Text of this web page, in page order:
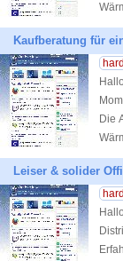
Kaufberatung für
Die
Leiser & solider